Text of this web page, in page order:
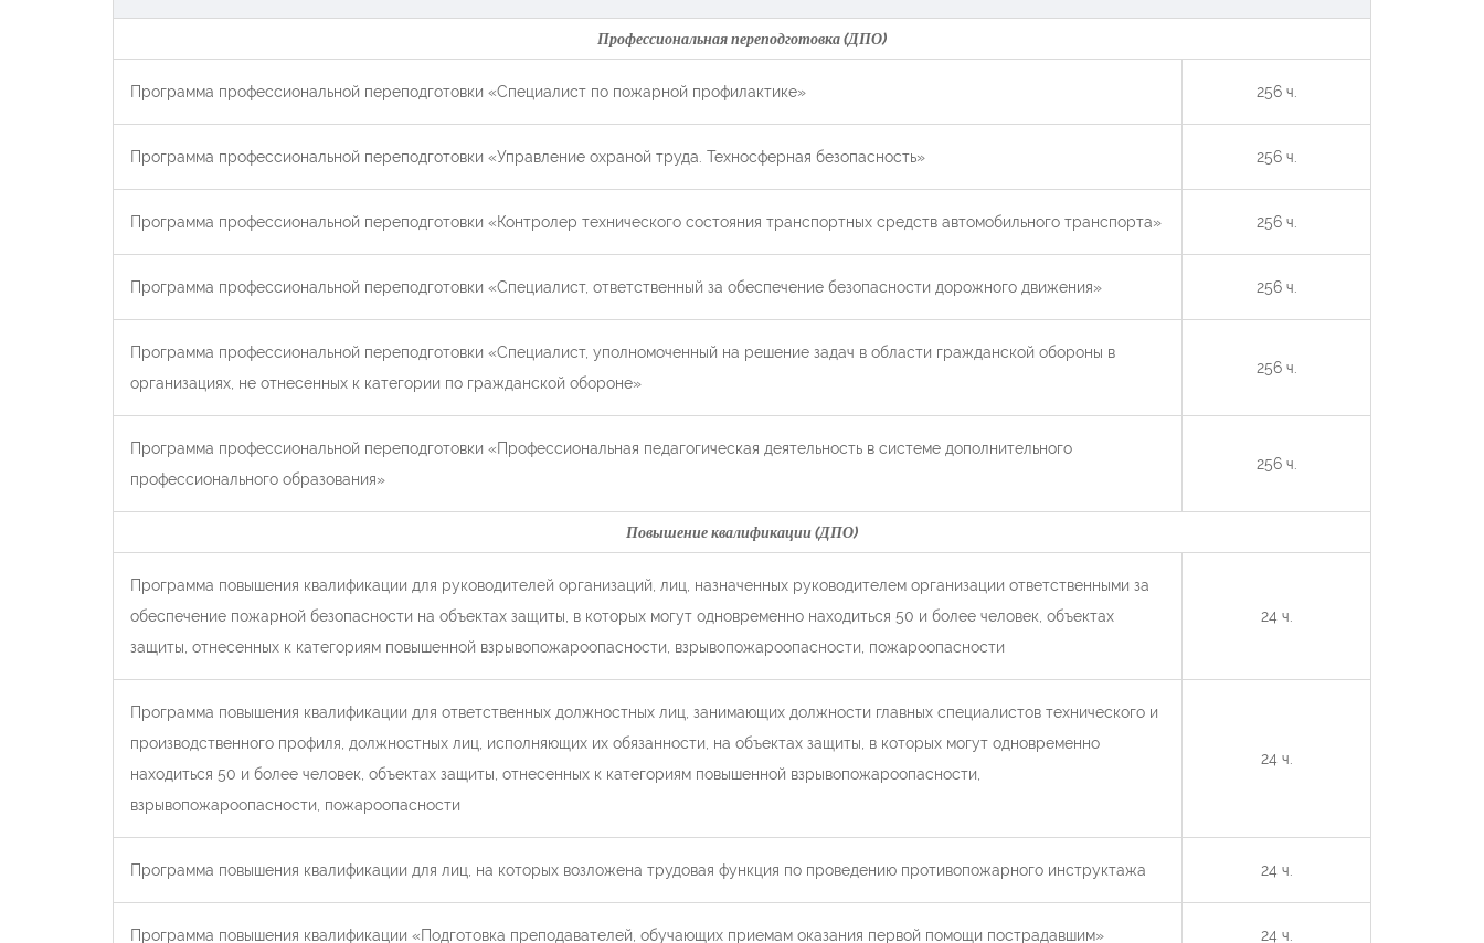
Профессиональная переподготовка (ДПО)
Программа профессиональной переподготовки «Специалист по пожарной профилактике» 256 ч.
Программа профессиональной переподготовки «Управление охраной труда. Техносферная безопасность» 256 ч.
Программа профессиональной переподготовки «Контролер технического состояния транспортных средств автомобильного транспорта» 256 ч.
Программа профессиональной переподготовки «Специалист, ответственный за обеспечение безопасности дорожного движения» 256 ч.
Программа профессиональной переподготовки «Специалист, уполномоченный на решение задач в области гражданской обороны в
организациях, не отнесенных к категории по гражданской обороне»
256 ч.
Программа профессиональной переподготовки «Профессиональная педагогическая деятельность в системе дополнительного
профессионального образования»
256 ч.
Повышение квалификации (ДПО)
Программа повышения квалификации для руководителей организаций, лиц, назначенных руководителем организации ответственными за
обеспечение пожарной безопасности на объектах защиты, в которых могут одновременно находиться 50 и более человек, объектах
защиты, отнесенных к категориям повышенной взрывопожароопасности, взрывопожароопасности, пожароопасности
24 ч.
Программа повышения квалификации для ответственных должностных лиц, занимающих должности главных специалистов технического и
производственного профиля, должностных лиц, исполняющих их обязанности, на объектах защиты, в которых могут одновременно
находиться 50 и более человек, объектах защиты, отнесенных к категориям повышенной взрывопожароопасности,
взрывопожароопасности, пожароопасности
24 ч.
Программа повышения квалификации для лиц, на которых возложена трудовая функция по проведению противопожарного инструктажа 24 ч.
Программа повышения квалификации «Подготовка преподавателей, обучающих приемам оказания первой помощи пострадавшим» 24 ч.